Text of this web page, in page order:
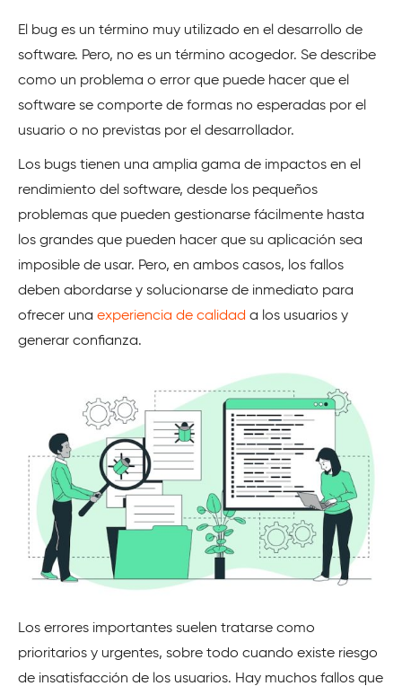
El bug es un término muy utilizado en el desarrollo de
software. Pero, no es un término acogedor. Se describe
como un problema o error que puede hacer que el
software se comporte de formas no esperadas por el
usuario o no previstas por el desarrollador.
Los bugs tienen una amplia gama de impactos en el
rendimiento del software, desde los pequeños
problemas que pueden gestionarse fácilmente hasta
los grandes que pueden hacer que su aplicación sea
imposible de usar. Pero, en ambos casos, los fallos
deben abordarse y solucionarse de inmediato para
ofrecer una experiencia de calidad a los usuarios y
generar confianza.
Los errores importantes suelen tratarse como
prioritarios y urgentes, sobre todo cuando existe riesgo
de insatisfacción de los usuarios. Hay muchos fallos que